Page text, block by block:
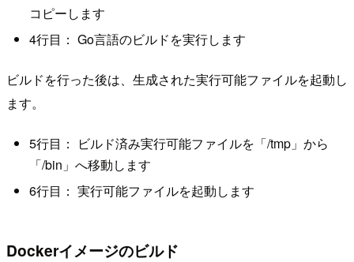
コピーします
4行目： Go言語のビルドを実行します
ビルドを行った後は、生成された実行可能ファイルを起動し
ます。
5行目： ビルド済み実行可能ファイルを「/tmp」から
「/bin」へ移動します
6行目： 実行可能ファイルを起動します
Dockerイメージのビルド